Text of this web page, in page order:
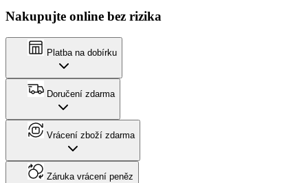
Nakupujte online bez rizika
Platba na dobírku
Doručení zdarma
Vrácení zboží zdarma
Záruka vrácení peněz